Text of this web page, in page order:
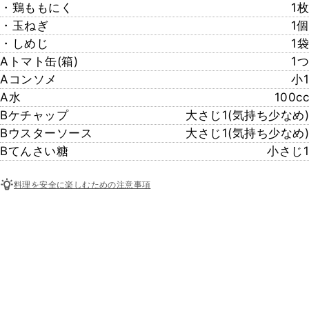
・鶏ももにく
1枚
・玉ねぎ
1個
・しめじ
1袋
Aトマト缶(箱)
1つ
Aコンソメ
小1
A水
100cc
Bケチャップ
大さじ1(気持ち少なめ)
Bウスターソース
大さじ1(気持ち少なめ)
Bてんさい糖
小さじ1
料理を安全に楽しむための注意事項